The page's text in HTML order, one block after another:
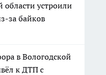
области устроили
за байков
в Вологодской
к ДТП с